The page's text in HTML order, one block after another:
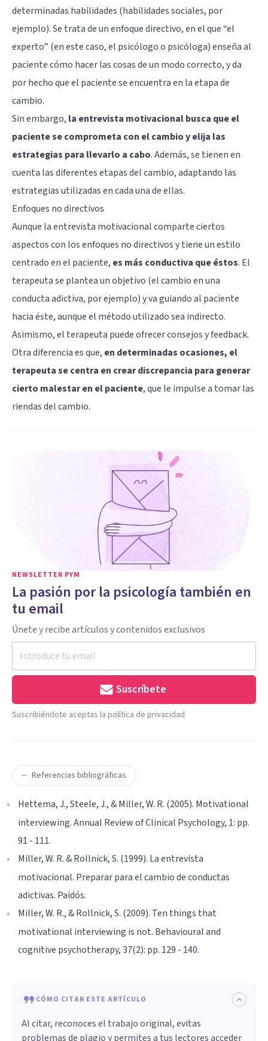
determinadas habilidades (habilidades sociales, por
ejemplo). Se trata de un enfoque directivo, en el que “el
experto” (en este caso, el psicólogo o psicóloga) enseña al
paciente cómo hacer las cosas de un modo correcto, y da
por hecho que el paciente se encuentra en la etapa de
cambio.
Sin embargo, la entrevista motivacional busca que el
paciente se comprometa con el cambio y elija las
estrategias para llevarlo a cabo. Además, se tienen en
cuenta las diferentes etapas del cambio, adaptando las
estrategias utilizadas en cada una de ellas.
Enfoques no directivos
Aunque la entrevista motivacional comparte ciertos
aspectos con los enfoques no directivos y tiene un estilo
centrado en el paciente, es más conductiva que éstos. El
terapeuta se plantea un objetivo (el cambio en una
conducta adictiva, por ejemplo) y va guiando al paciente
hacia éste, aunque el método utilizado sea indirecto.
Asimismo, el terapeuta puede ofrecer consejos y feedback.
Otra diferencia es que, en determinadas ocasiones, el
terapeuta se centra en crear discrepancia para generar
cierto malestar en el paciente, que le impulse a tomar las
riendas del cambio.
NEWSLETTER PYM
La pasión por la psicología también en
tu email
Únete y recibe artículos y contenidos exclusivos
Suscríbete
Suscribiéndote aceptas la política de privacidad
Referencias bibliográficas
Hettema, J., Steele, J., & Miller, W. R. (2005). Motivational
interviewing. Annual Review of Clinical Psychology, 1: pp.
91 - 111.
Miller, W. R. & Rollnick, S. (1999). La entrevista
motivacional. Preparar para el cambio de conductas
adictivas. Paidós.
Miller, W. R., & Rollnick, S. (2009). Ten things that
motivational interviewing is not. Behavioural and
cognitive psychotherapy, 37(2): pp. 129 - 140.
CÓMO CITAR ESTE ARTÍCULO
Al citar, reconoces el trabajo original, evitas
problemas de plagio y permites a tus lectores acceder